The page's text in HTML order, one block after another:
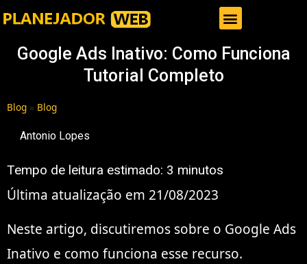
Google Ads Inativo: Como Funciona
Tutorial Completo
Blog » Blog
Antonio Lopes
Tempo de leitura estimado: 3 minutos
Última atualização em 21/08/2023
Neste artigo, discutiremos sobre o Google Ads
Inativo e como funciona esse recurso.